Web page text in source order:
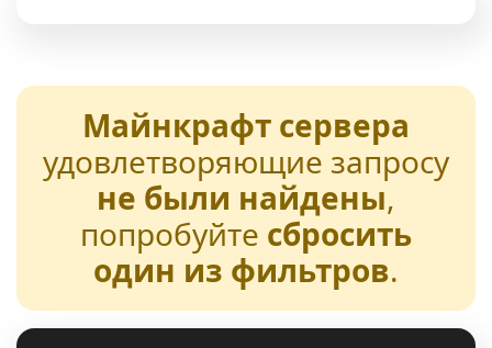
Майнкрафт сервера
удовлетворяющие запросу
не были найдены,
попробуйте сбросить
один из фильтров.